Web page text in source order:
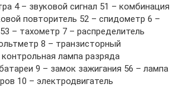
4 – звуковой сигнал 51 – комбинация
повторитель 52 – спидометр 6 –
– тахометр 7 – распределитель
8 – транзисторный
лампа разряда
9 – замок зажигания 56 – лампа
10 – электродвигатель